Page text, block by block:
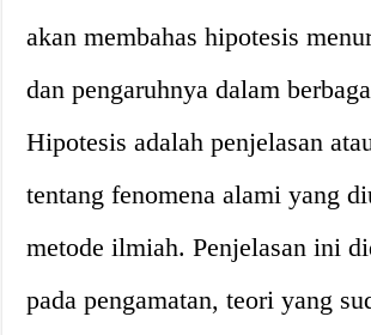
akan membahas hipotesis
dan pengaruhnya dalam
Hipotesis adalah penjelasan
tentang fenomena alami yang
metode ilmiah. Penjelasan ini
pada pengamatan, teori yang